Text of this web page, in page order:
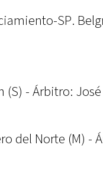
SP.
(S) - Árbitro:
del Norte (M) -